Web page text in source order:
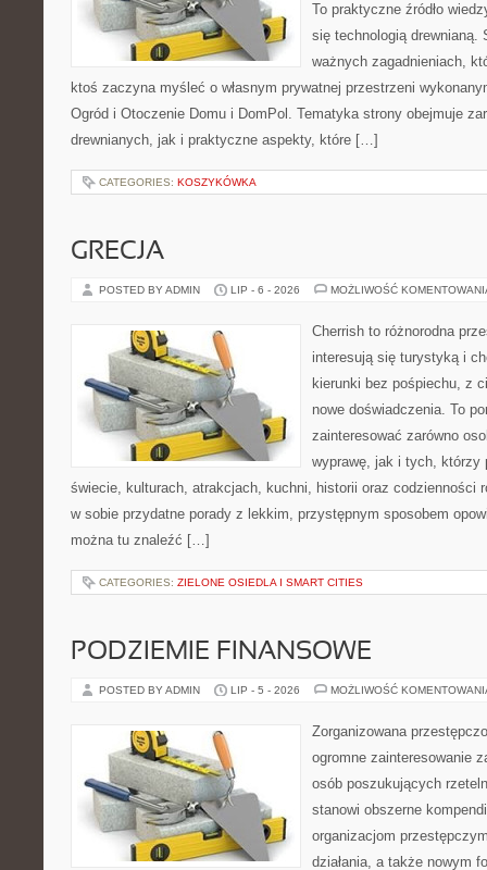
To praktyczne źródło
się technologią drewnianą.
ważnych zagadnieniach,
ktoś zaczyna myśleć o własnym prywatnej przestrzeni
Ogród i Otoczenie Domu i DomPol. Tematyka strony obejmuje
drewnianych, jak i praktyczne aspekty, które […]
CATEGORIES: KOSZYKÓWKA
GRECJA
POSTED BY ADMIN LIP - 6 - 2026 MOŻLIWOŚĆ
Cherrish to różnorodna
interesują się turystyką i
kierunki bez pośpiechu, z
nowe doświadczenia. To
zainteresować zarówno
wyprawę, jak i tych, którzy
świecie, kulturach, atrakcjach, kuchni, historii oraz codzienności
w sobie przydatne porady z lekkim, przystępnym sposobem
można tu znaleźć […]
CATEGORIES: ZIELONE OSIEDLA I SMART CITIES
PODZIEMIE FINANSOWE
POSTED BY ADMIN LIP - 5 - 2026 MOŻLIWOŚĆ
Zorganizowana
ogromne zainteresowanie
osób poszukujących
stanowi obszerne
organizacjom
działania, a także nowym